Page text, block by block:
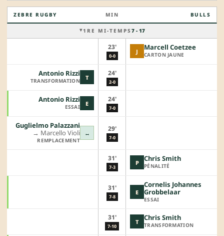
ZEBRE RUGBY MIN BULLS
1RE MI-TEMPS 7 - 17
23'
0-0
J Marcell Coetzee
CARTON JAUNE
T
Antonio Rizzi
TRANSFORMATION
24'
2-0
E
Antonio Rizzi
ESSAI
24'
7-0
↔
Guglielmo Palazzani
→︎ Marcello Violi
REMPLACEMENT
29'
7-0
31'
7-3
P Chris Smith
PÉNALITÉ
31'
7-8
E
Cornelis Johannes
Grobbelaar
ESSAI
31'
7-10
T Chris Smith
TRANSFORMATION